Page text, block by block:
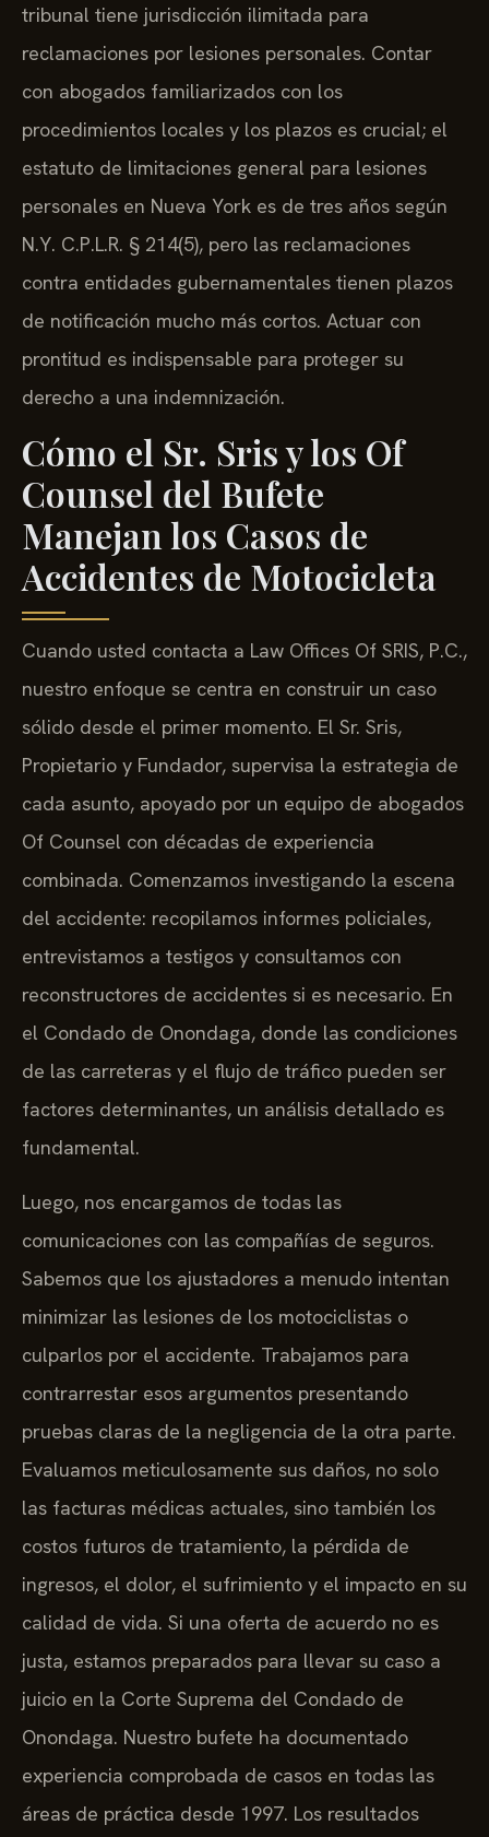
tribunal tiene jurisdicción ilimitada para
reclamaciones por lesiones personales. Contar
con abogados familiarizados con los
procedimientos locales y los plazos es crucial; el
estatuto de limitaciones general para lesiones
personales en Nueva York es de tres años según
N.Y. C.P.L.R. § 214(5), pero las reclamaciones
contra entidades gubernamentales tienen plazos
de notificación mucho más cortos. Actuar con
prontitud es indispensable para proteger su
derecho a una indemnización.
Cómo el Sr. Sris y los Of
Counsel del Bufete
Manejan los Casos de
Accidentes de Motocicleta
Cuando usted contacta a Law Offices Of SRIS, P.C.,
nuestro enfoque se centra en construir un caso
sólido desde el primer momento. El Sr. Sris,
Propietario y Fundador, supervisa la estrategia de
cada asunto, apoyado por un equipo de abogados
Of Counsel con décadas de experiencia
combinada. Comenzamos investigando la escena
del accidente: recopilamos informes policiales,
entrevistamos a testigos y consultamos con
reconstructores de accidentes si es necesario. En
el Condado de Onondaga, donde las condiciones
de las carreteras y el flujo de tráfico pueden ser
factores determinantes, un análisis detallado es
fundamental.
Luego, nos encargamos de todas las
comunicaciones con las compañías de seguros.
Sabemos que los ajustadores a menudo intentan
minimizar las lesiones de los motociclistas o
culparlos por el accidente. Trabajamos para
contrarrestar esos argumentos presentando
pruebas claras de la negligencia de la otra parte.
Evaluamos meticulosamente sus daños, no solo
las facturas médicas actuales, sino también los
costos futuros de tratamiento, la pérdida de
ingresos, el dolor, el sufrimiento y el impacto en su
calidad de vida. Si una oferta de acuerdo no es
justa, estamos preparados para llevar su caso a
juicio en la Corte Suprema del Condado de
Onondaga. Nuestro bufete ha documentado
experiencia comprobada de casos en todas las
áreas de práctica desde 1997. Los resultados